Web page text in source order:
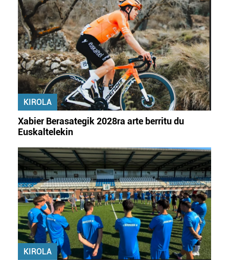
KIROLA
Xabier Berasategik 2028ra arte berritu du
Euskaltelekin
KIROLA